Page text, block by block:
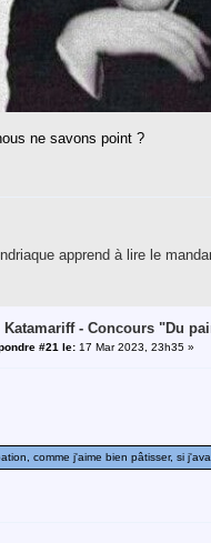
ne savons point ?
apprend à lire le
Katamariff - Concours "Du
#21 le: 17 Mar 2023, 23h35 »
comme j'aime bien pâtisser, si